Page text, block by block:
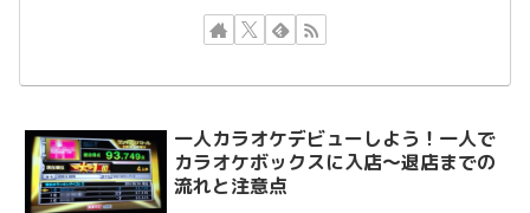
一人カラオケデビューしよう！一人で
カラオケボックスに入店～退店までの
流れと注意点